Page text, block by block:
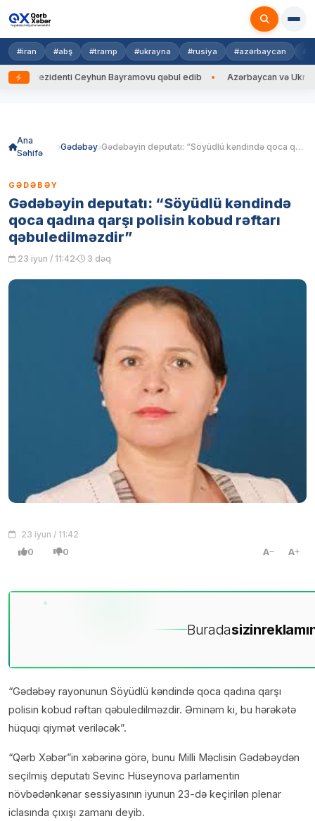
#iran #abş #tramp #ukrayna #rusiya #azərbaycan
Prezidenti Ceyhun Bayramovu qəbul edib Azərbaycan və Ukrayna
Ana
Səhifə
Gədəbəy Gədəbəyin deputatı: “Söyüdlü kəndində qoca qadına qarşı polisin kobud rəftarı qəbuledilməzdir”
GƏDƏBƏY
Gədəbəyin deputatı: “Söyüdlü kəndində
qoca qadına qarşı polisin kobud rəftarı
qəbuledilməzdir”
23 iyun / 11:42 3 dəq
23 iyun / 11:42
0 0 A A
Buradasizin
“Gədəbəy rayonunun Söyüdlü kəndində qoca qadına qarşı
polisin kobud rəftarı qəbuledilməzdir. Əminəm ki, bu hərəkətə
hüquqi qiymət veriləcək”.
“Qərb Xəbər”in xəbərinə görə, bunu Milli Məclisin Gədəbəydən
seçilmiş deputatı Sevinc Hüseynova parlamentin
növbədənkənar sessiyasının iyunun 23-də keçirilən plenar
iclasında çıxışı zamanı deyib.